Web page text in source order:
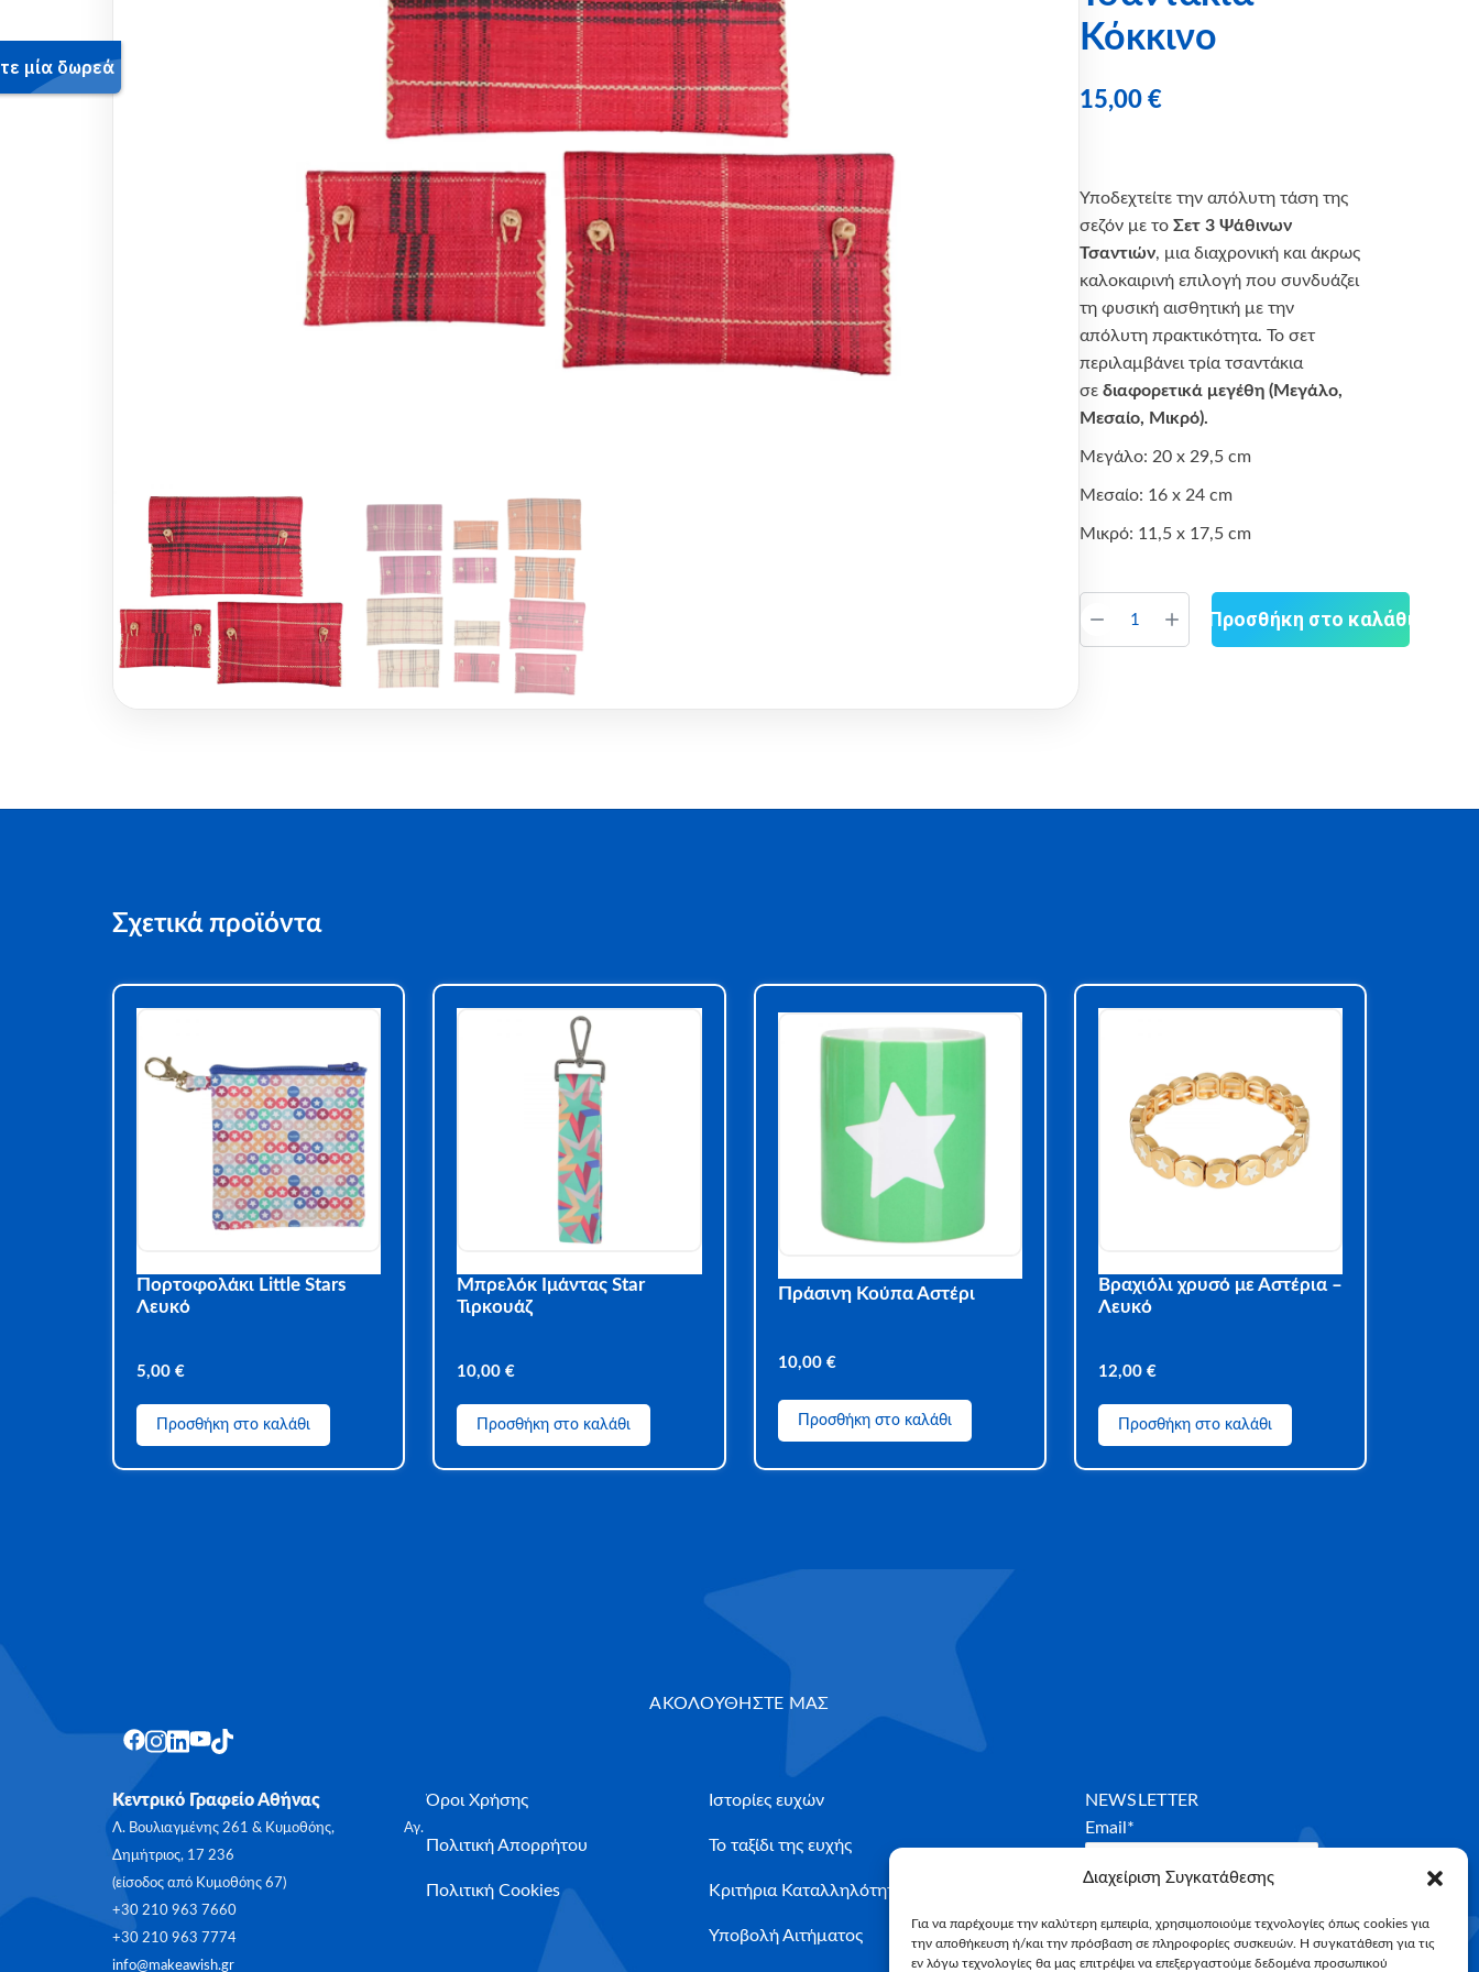
Διαχείριση Συγκατάθεσης
Για να παρέχουμε την καλύτερη εμπειρία, χρησιμοποιούμε τεχνολογίες όπως cookies για
την αποθήκευση ή/και την πρόσβαση σε πληροφορίες συσκευών. Η συγκατάθεση για τις
εν λόγω τεχνολογίες θα μας επιτρέψει να επεξεργαστούμε δεδομένα προσωπικού
Κόκκινο
15,00€
Υποδεχτείτε την απόλυτη τάση της
σεζόν με τοΣετ 3 Ψάθινων
Τσαντιών, μια διαχρονική και άκρως
καλοκαιρινή επιλογή που συνδυάζει
τη φυσική αισθητική με την
απόλυτη πρακτικότητα. Το σετ
περιλαμβάνει τρία τσαντάκια
σεδιαφορετικά μεγέθη (Μεγάλο,
Μεσαίο, Μικρό).
Μεγάλο: 20 x 29,5 cm
Μεσαίο: 16 x 24 cm
Μικρό: 11,5 x 17,5 cm
Προσθήκη στο καλάθι
Σχετικά προϊόντα
Πορτοφολάκι Little Stars
Λευκό
5,00 €
Προσθήκη στο καλάθι
Μπρελόκ Ιμάντας Star
Τιρκουάζ
10,00€
Προσθήκη στο καλάθι
Πράσινη Κούπα Αστέρι
10,00 €
Προσθήκη στο καλάθι
Βραχιόλι χρυσό με Αστέρια –
Λευκό
12,00 €
Προσθήκη στο καλάθι
ΑΚΟΛΟΥΘΗΣΤΕ ΜΑΣ
Κεντρικό Γραφείο Αθήνας
Λ. Βουλιαγμένης 261 & Κυμοθόης, Αγ.
Δημήτριος, 17 236
(είσοδος από Κυμοθόης 67)
+30 210 963 7660
+30 210 963 7774
info@makeawish.gr
Όροι Χρήσης
Πολιτική Απορρήτου
Πολιτική Cookies
Ιστορίες ευχών
Το ταξίδι της ευχής
Κριτήρια Καταλληλότητας
Υποβολή Αιτήματος
NEWSLETTER
Email*